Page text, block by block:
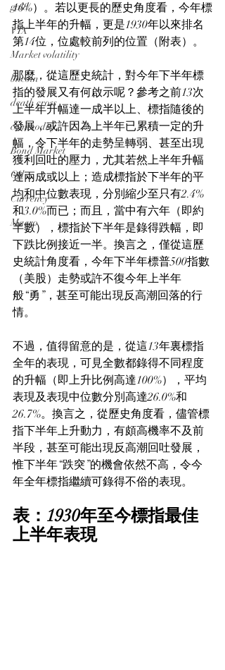
gold
VIX
Market volatility
bitcoin
death cross
commodity
Bond Market
Oil
Currency
Macro
16%）。若以更長的歷史角度看，今年標
指上半年的升幅，更是1930年以來排名
第14位，位處較前列的位置（附表）。
那麼，從這歷史統計，對今年下半年標
指的發展又有何啟示呢？參考之前13次
上半年升幅達一成半以上、標指隨後的
發展，或許因為上半年已累積一定的升
幅，令下半年的走勢呈轉弱、甚至出現
獲利回吐的壓力，尤其若然上半年升幅
達兩成或以上；造成標指於下半年的平
均和中位數表現，分別縮少至只有2.4%
和3.0%而已；而且，當中有六年（即約
半數），標指於下半年是錄得跌幅，即
下跌比例接近一半。換言之，僅從這歷
史統計角度看，今年下半年標普500指數
（美股）走勢或許不復今年上半年
般“勇”，甚至可能出現反高潮回落的行
情。
不過，值得留意的是，從這13年裏標指
全年的表現，可見全數都錄得不同程度
的升幅（即上升比例高達100%），平均
表現及表現中位數分別高達26.0%和
26.7%。換言之，從歷史角度看，儘管標
指下半年上升動力，有頗高機率不及前
半段，甚至可能出現反高潮回吐發展，
惟下半年“跌突”的機會依然不高，令今
年全年標指繼續可錄得不俗的表現。
表：1930年至今標指最佳
上半年表現